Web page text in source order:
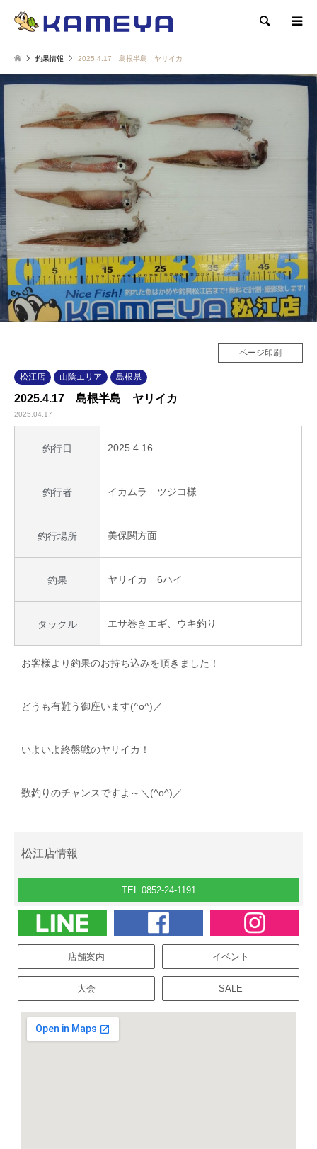
検索
釣果情報 2025.4.17 島根半島 ヤリイカ
ページ印刷
松江店 山陰エリア 島根県
2025.4.17 島根半島 ヤリイカ
2025.04.17
釣行日 2025.4.16
釣行者 イカムラ ツジコ様
釣行場所 美保関方面
釣果 ヤリイカ 6ハイ
タックル エサ巻きエギ、ウキ釣り
お客様より釣果のお持ち込みを頂きました！
どうも有難う御座います(^o^)／
いよいよ終盤戦のヤリイカ！
数釣りのチャンスですよ～＼(^o^)／
松江店情報
TEL.0852-24-1191
店舗案内 イベント
大会 SALE